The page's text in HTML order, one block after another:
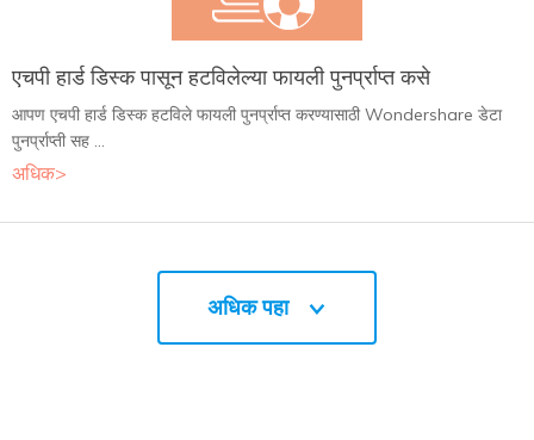
एचपी हार्ड डिस्क पासून हटविलेल्या फायली पुनर्प्राप्त कसे
आपण एचपी हार्ड डिस्क हटविले फायली पुनर्प्राप्त करण्यासाठी Wondershare डेटा
पुनर्प्राप्ती सह ...
अधिक>
अधिक पहा